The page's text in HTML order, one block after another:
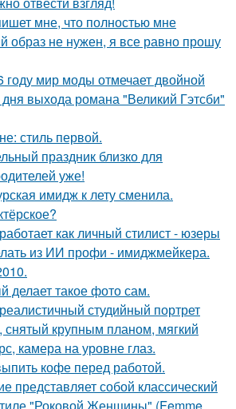
мне, что полностью мне
образ не нужен, я все равно прошу
году мир моды отмечает двойной
выхода романа "Великий Гэтсби"
стиль первой.
праздник близко для
уже!
имидж к лету сменила.
как личный стилист - юзеры
из ИИ профи - имиджмейкера.
делает такое фото сам.
студийный портрет
крупным планом, мягкий
камера на уровне глаз.
кофе перед работой.
представляет собой классический